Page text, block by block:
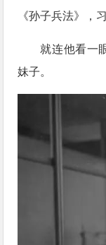
《孙子兵法》，
就连他看一
妹子。